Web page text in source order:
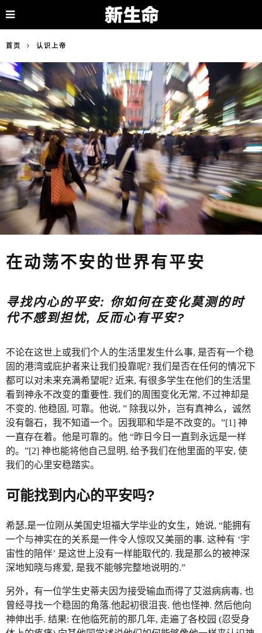
首页 认识上帝
在动荡不安的世界有平安
寻找内心的平安: 你如何在变化莫测的时
代不感到担忧, 反而心有平安?
不论在这世上或我们个人的生活里发生什么事, 是否有一个稳
固的港湾或庇护者来让我们投靠呢? 我们是否在任何的情况下
都可以对未来充满希望呢? 近来, 有很多学生在他们的生活里
看到神永不改变的重要性. 我们的周围变化无常, 不过神却是
不变的. 他稳固, 可靠。他说, ” 除我以外，岂有真神么，诚然
没有磐石，我不知道一个。因我耶和华是不改变的。”[1] 神
一直存在着。他是可靠的。他 “昨日今日一直到永远是一样
的。”[2] 神也能将他自己显明, 给予我们在他里面的平安, 使
我们的心里安稳踏实。
可能找到内心的平安吗?
希瑟,是一位刚从美国史坦福大学毕业的女生，她说, “能拥有
一个与神实在的关系是一件令人惊叹又美丽的事. 这种有 ‘宇
宙性的陪伴’ 是这世上没有一样能取代的. 我是那么的被神深
深地知晓与疼爱, 是我不能够完整地说明的.”
另外，有一位学生史蒂夫因为接受输血而得了艾滋病病毒, 也
曾经寻找一个稳固的角落.他起初很沮丧. 他也怪神. 然后他向
神伸出手. 结果: 在他临死前的那几年, 走遍了各校园 (忍受身